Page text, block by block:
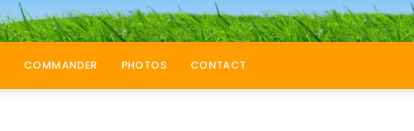
COMMANDER PHOTOS CONTACT